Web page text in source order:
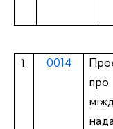
1. 0014